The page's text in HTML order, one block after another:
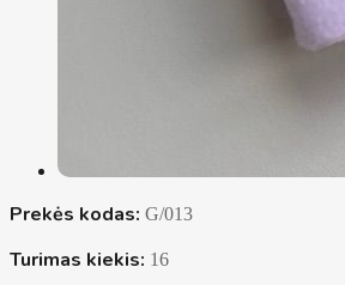
Prekės kodas: G/013
Turimas kiekis: 16